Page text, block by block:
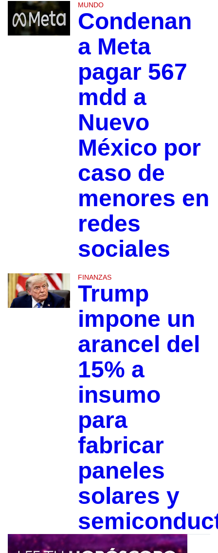
MUNDO
Condenan
a Meta
pagar 567
mdd a
Nuevo
México por
caso de
menores en
redes
sociales
FINANZAS
Trump
impone un
arancel del
15% a
insumo
para
fabricar
paneles
solares y